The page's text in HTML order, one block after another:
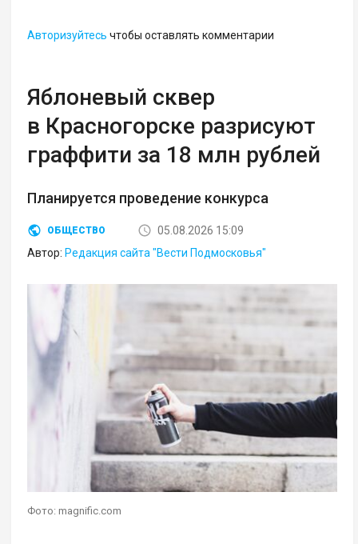
Авторизуйтесь чтобы оставлять комментарии
Яблоневый сквер
в Красногорске разрисуют
граффити за 18 млн рублей
Планируется проведение конкурса
ОБЩЕСТВО
05.08.2026 15:09
Автор: Редакция сайта "Вести Подмосковья"
Фото: magnific.com